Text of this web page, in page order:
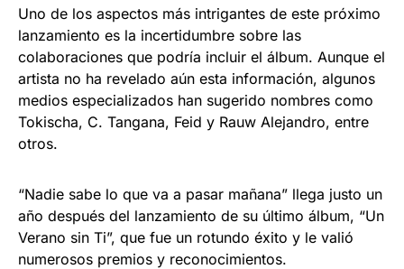
Uno de los aspectos más intrigantes de este próximo
lanzamiento es la incertidumbre sobre las
colaboraciones que podría incluir el álbum. Aunque el
artista no ha revelado aún esta información, algunos
medios especializados han sugerido nombres como
Tokischa, C. Tangana, Feid y Rauw Alejandro, entre
otros.
“Nadie sabe lo que va a pasar mañana” llega justo un
año después del lanzamiento de su último álbum, “Un
Verano sin Ti”, que fue un rotundo éxito y le valió
numerosos premios y reconocimientos.